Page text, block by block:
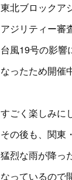
東北ブロックア
アジリティー審
台風19号の影響
なったため開催
すごく楽しみに
その後も、関東
猛烈な雨が降っ
なっているので